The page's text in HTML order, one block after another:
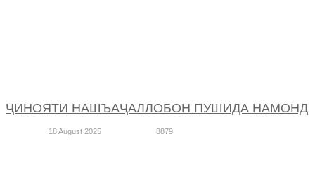
ҶИНОЯТИ НАШЪАҶАЛЛОБОН ПУШИДА НАМОНД
18 August 2025 8879